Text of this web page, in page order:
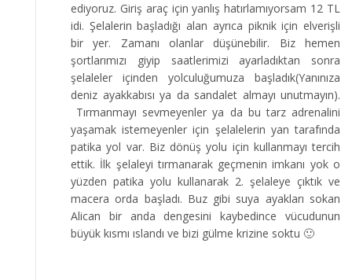
ediyoruz. Giriş araç için yanlış hatırlamıyorsam 12 TL
idi. Şelalerin başladığı alan ayrıca piknik için elverişli
bir yer. Zamanı olanlar düşünebilir. Biz hemen
şortlarımızı giyip saatlerimizi ayarladıktan sonra
şelaleler içinden yolculuğumuza başladık(Yanınıza
deniz ayakkabısı ya da sandalet almayı unutmayın).
Tırmanmayı sevmeyenler ya da bu tarz adrenalini
yaşamak istemeyenler için şelalelerin yan tarafında
patika yol var. Biz dönüş yolu için kullanmayı tercih
ettik. İlk şelaleyi tırmanarak geçmenin imkanı yok o
yüzden patika yolu kullanarak 2. şelaleye çıktık ve
macera orda başladı. Buz gibi suya ayakları sokan
Alican bir anda dengesini kaybedince vücudunun
büyük kısmı ıslandı ve bizi gülme krizine soktu 🙂